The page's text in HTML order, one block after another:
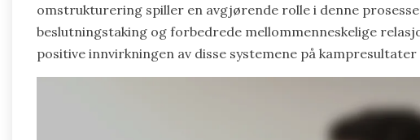
omstrukturering spiller en avgjørende rolle i denne
beslutningstaking og forbedrede mellommenneskelige
positive innvirkningen av disse systemene på